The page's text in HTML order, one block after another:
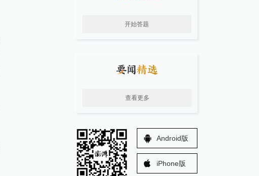
开始答题
查看更多
Android版
iPhone版